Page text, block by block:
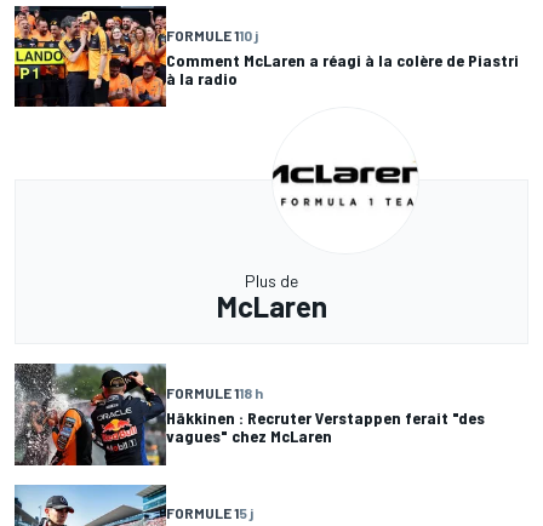
FORMULE 110 j
Comment McLaren a réagi à la colère de Piastri
à la radio
Plus de
McLaren
FORMULE 118 h
Häkkinen : Recruter Verstappen ferait "des
vagues" chez McLaren
FORMULE 15 j